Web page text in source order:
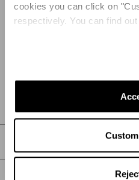
cookies you can click on
respectively. You can find
BUSCAR EN